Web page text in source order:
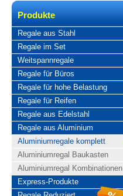
Produkte
Regale aus Stahl
Regale im Set
Weitspannregale
Regale für Büros
Regale für hohe Belastung
Regale für Reifen
Regale aus Edelstahl
Regale aus Aluminium
Aluminiumregale komplett
Aluminiumregal Baukasten
Aluminiumregal Kombinationen
Express-Produkte